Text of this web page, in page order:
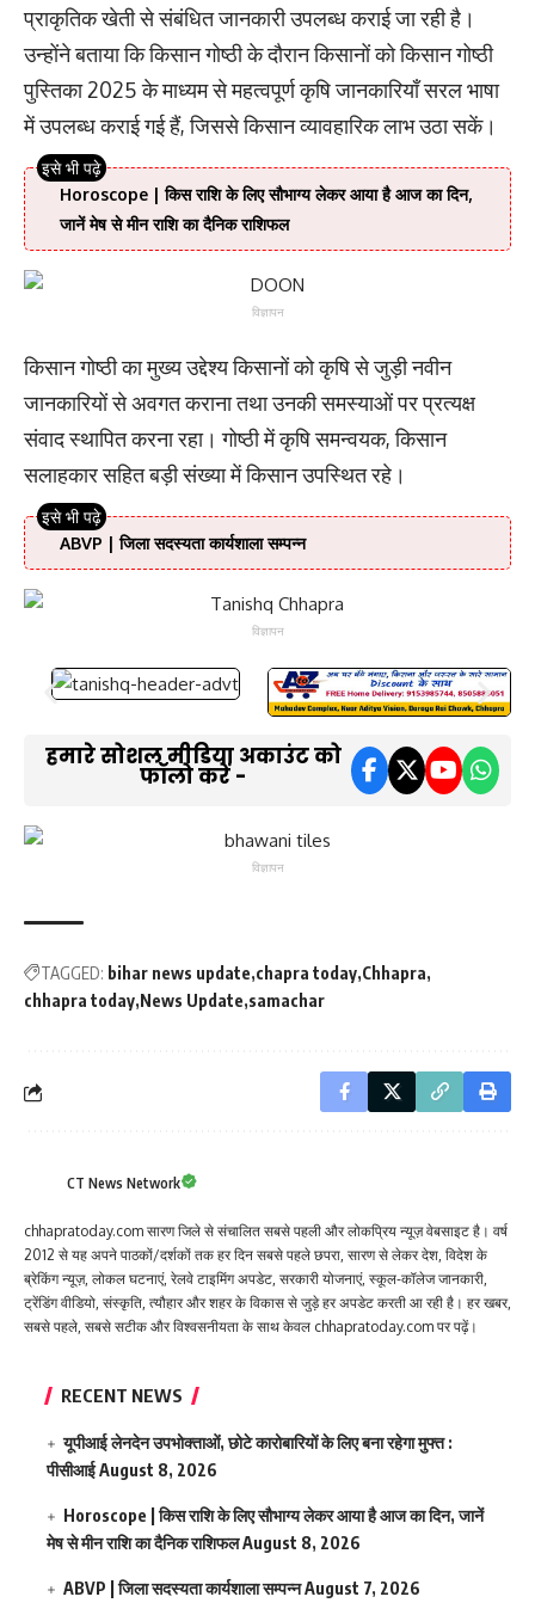
प्राकृतिक खेती से संबंधित जानकारी उपलब्ध कराई जा रही है।
उन्होंने बताया कि किसान गोष्ठी के दौरान किसानों को किसान गोष्ठी
पुस्तिका 2025 के माध्यम से महत्वपूर्ण कृषि जानकारियाँ सरल भाषा
में उपलब्ध कराई गई हैं, जिससे किसान व्यावहारिक लाभ उठा सकें।
Horoscope | किस राशि के लिए सौभाग्य लेकर आया है आज का दिन,
जानें मेष से मीन राशि का दैनिक राशिफल
विज्ञापन
किसान गोष्ठी का मुख्य उद्देश्य किसानों को कृषि से जुड़ी नवीन
जानकारियों से अवगत कराना तथा उनकी समस्याओं पर प्रत्यक्ष
संवाद स्थापित करना रहा। गोष्ठी में कृषि समन्वयक, किसान
सलाहकार सहित बड़ी संख्या में किसान उपस्थित रहे।
ABVP | जिला सदस्यता कार्यशाला सम्पन्न
विज्ञापन
हमारे सोशल मीडिया अकाउंट को
फॉलो करें -
विज्ञापन
TAGGED: bihar news update chapra today Chhapra
chhapra today News Update samachar
CT News Network
chhapratoday.com सारण जिले से संचालित सबसे पहली और लोकप्रिय न्यूज़ वेबसाइट है। वर्ष
2012 से यह अपने पाठकों/दर्शकों तक हर दिन सबसे पहले छपरा, सारण से लेकर देश, विदेश के
ब्रेकिंग न्यूज़, लोकल घटनाएं, रेलवे टाइमिंग अपडेट, सरकारी योजनाएं, स्कूल-कॉलेज जानकारी,
ट्रेंडिंग वीडियो, संस्कृति, त्यौहार और शहर के विकास से जुड़े हर अपडेट करती आ रही है। हर खबर,
सबसे पहले, सबसे सटीक और विश्वसनीयता के साथ केवल chhapratoday.com पर पढ़ें।
RECENT NEWS
यूपीआई लेनदेन उपभोक्ताओं, छोटे कारोबारियों के लिए बना रहेगा मुफ्त :
पीसीआईAugust 8, 2026
Horoscope | किस राशि के लिए सौभाग्य लेकर आया है आज का दिन, जानें
मेष से मीन राशि का दैनिक राशिफलAugust 8, 2026
ABVP | जिला सदस्यता कार्यशाला सम्पन्नAugust 7, 2026